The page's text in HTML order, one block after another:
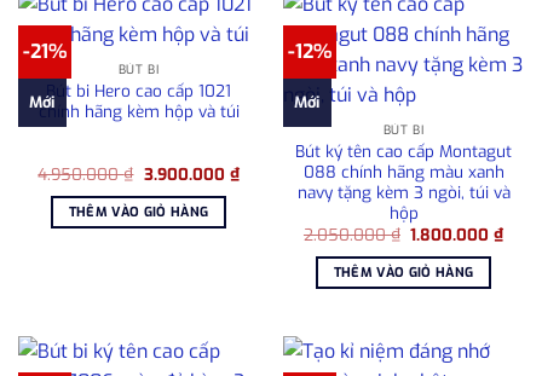
-21%
Mới
BÚT BI
Bút bi Hero cao cấp 1021
chính hãng kèm hộp và túi
4.950.000₫ Giá
là:
4.950.000 ₫.
3.900.000 ₫Giá
hiện
3.900.000 ₫.
THÊM VÀO GIỎ HÀNG
-12%
Mới
BÚT BI
Bút ký tên cao cấp Montagut
088 chính hãng màu xanh
navy tặng kèm 3 ngòi, túi và
hộp
2.050.000₫ Giá
là:
2.050.000 ₫.
1.800.000₫Giá
hiện
THÊM VÀO GIỎ HÀNG